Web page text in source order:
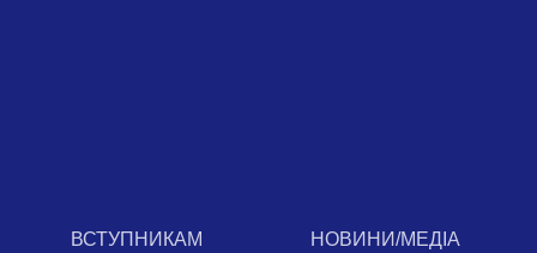
ВСТУПНИКАМ НОВИНИ/МЕДІА